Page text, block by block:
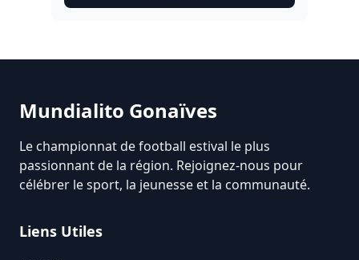
Mundialito Gonaïves
Le championnat de football estival le plus
passionnant de la région. Rejoignez-nous pour
célébrer le sport, la jeunesse et la communauté.
Liens Utiles